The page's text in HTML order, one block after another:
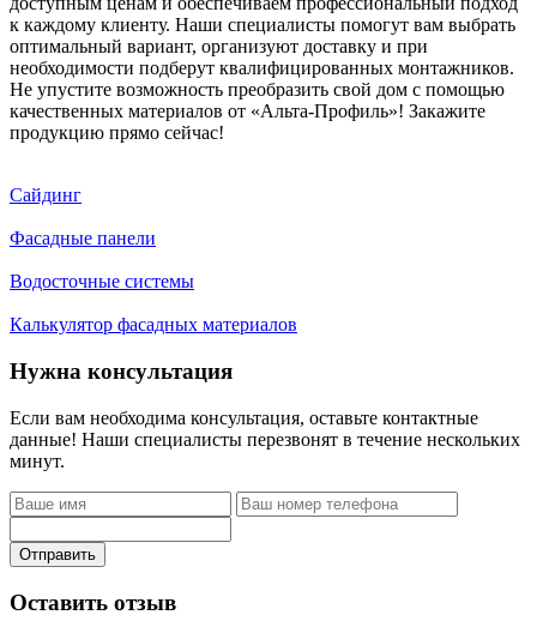
к каждому клиенту. Наши специалисты помогут вам выбрать
оптимальный вариант, организуют доставку и при
необходимости подберут квалифицированных монтажников.
Не упустите возможность преобразить свой дом с помощью
качественных материалов от «Альта-Профиль»! Закажите
продукцию прямо сейчас!
Сайдинг
Фасадные панели
Водосточные системы
Калькулятор фасадных материалов
Нужна консультация
Если вам необходима консультация, оставьте контактные
данные! Наши специалисты перезвонят в течение нескольких
минут.
Отправить
Оставить отзыв